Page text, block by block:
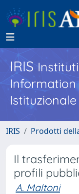
IRIS
Information
IRIS Prodotti
Il
profili
A. Maltoni